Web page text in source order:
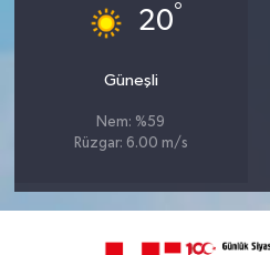
20°
Güneşli
Nem: %59
Rüzgar: 6.00 m/s